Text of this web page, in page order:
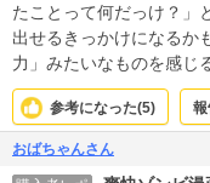
たことって何だっけ？」
出せるきっかけになるか
力」みたいなものを感じ
参考になった(5) 報
おばちゃんさん